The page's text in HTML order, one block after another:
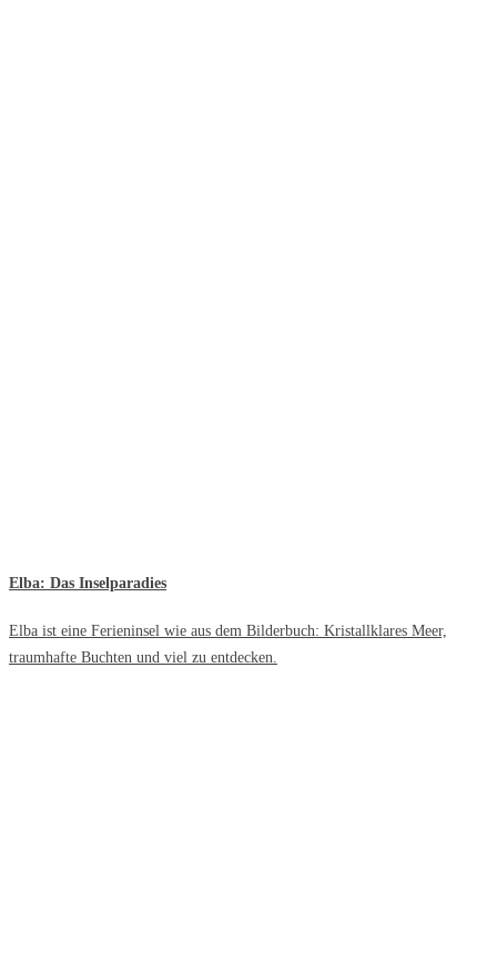
Elba: Das Inselparadies
Elba ist eine Ferieninsel wie aus dem Bilderbuch: Kristallklares Meer,
traumhafte Buchten und viel zu entdecken.